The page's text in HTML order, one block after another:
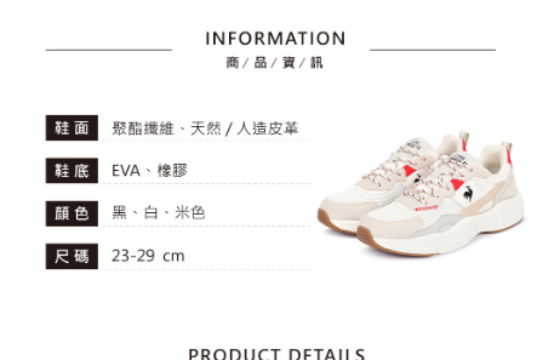
４．使用「AFTEE先享後付」時，將依據個別帳號之用戶狀況，依本公司即
時審查核予不同之上限額度；若仍有額度不足之情形，本公司將視審查結果
恩沛科技股份有限公司將有權停止該用戶之使用額度並採取法律行動。
離島宅配